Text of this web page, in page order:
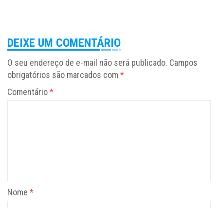
DEIXE UM COMENTÁRIO
O seu endereço de e-mail não será publicado. Campos
obrigatórios são marcados com *
Comentário*
Nome *